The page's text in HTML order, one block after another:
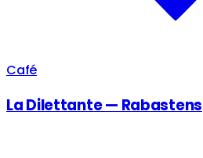
Café
La Dilettante — Rabastens